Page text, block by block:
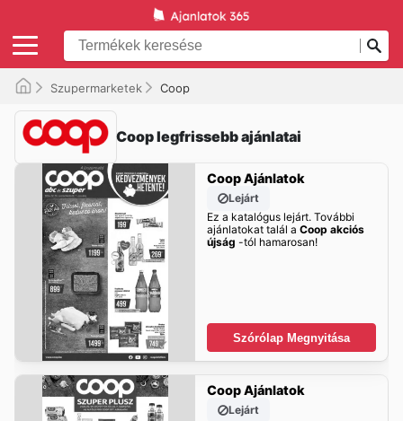
Szupermarketek Coop
Coop legfrissebb ajánlatai
Coop Ajánlatok
Lejárt
Ez a katalógus lejárt. További
ajánlatokat talál a Coop akciós
újság -tól hamarosan!
Szórólap Megnyitása
Coop Ajánlatok
Lejárt